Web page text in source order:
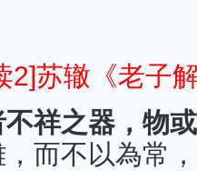
2]苏辙《老子
不祥之器，物
，而不以為常